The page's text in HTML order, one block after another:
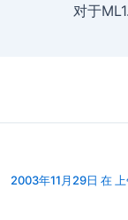
对于
2003年11月29日 在